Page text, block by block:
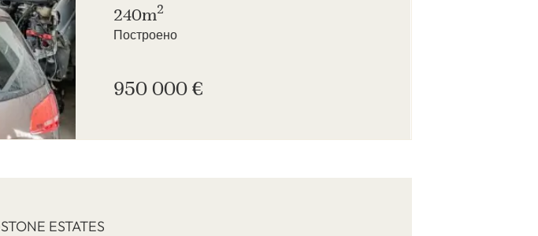
240m2
Построено
950 000 €
ESTATES